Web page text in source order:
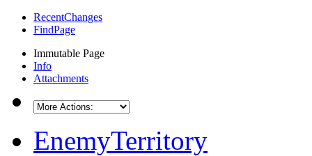
RecentChanges
FindPage
Immutable Page
Info
Attachments
EnemyTerritory